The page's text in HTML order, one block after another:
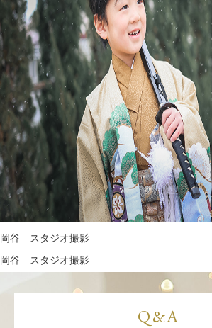
岡谷 スタジオ撮影
岡谷 スタジオ撮影
Q&A